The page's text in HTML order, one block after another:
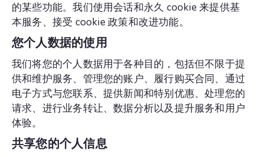
的某些功能。我们使用会话和永久 cookie 来提供基
本服务、接受 cookie 政策和改进功能。
您个人数据的使用
我们将您的个人数据用于各种目的，包括但不限于提
供和维护服务、管理您的账户、履行购买合同、通过
电子方式与您联系、提供新闻和特别优惠、处理您的
请求、进行业务转让、数据分析以及提升服务和用户
体验。
共享您的个人信息